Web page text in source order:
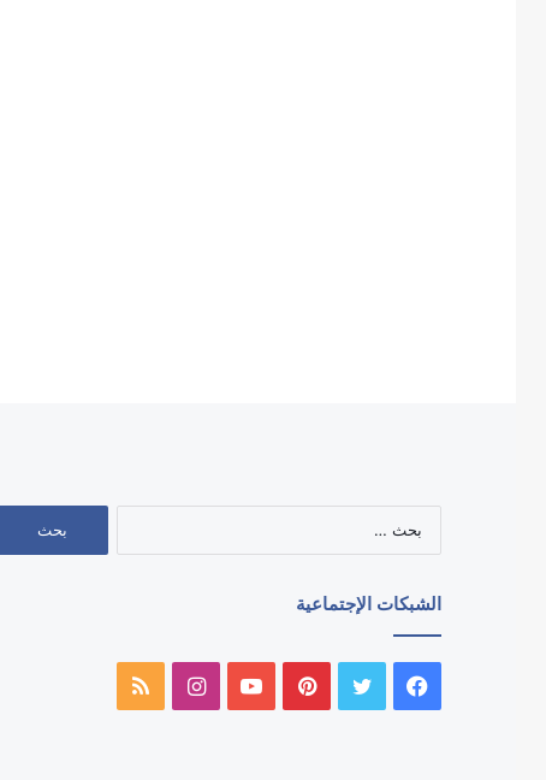
الشبكات الإجتماعية
فيسبوك تويتر بينتيريستيوتيوبانستقرامملخص